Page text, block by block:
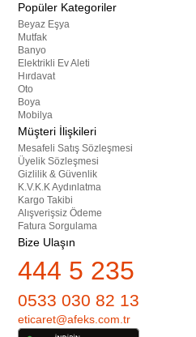
Popüler Kategoriler
Beyaz Eşya
Mutfak
Banyo
Elektrikli Ev Aleti
Hırdavat
Oto
Boya
Mobilya
Müşteri İlişkileri
Mesafeli Satış Sözleşmesi
Üyelik Sözleşmesi
Gizlilik & Güvenlik
K.V.K.K Aydınlatma
Kargo Takibi
Alışverişsiz Ödeme
Fatura Sorgulama
Bize Ulaşın
444 5 235
0533 030 82 13
eticaret@afeks.com.tr